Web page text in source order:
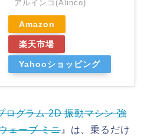
アルインコ(Alinco)
Amazon
楽天市場
Yahooショッピング
ログラム 2D 振動マシン 強
ェーブ ミニ』は、乗るだけ